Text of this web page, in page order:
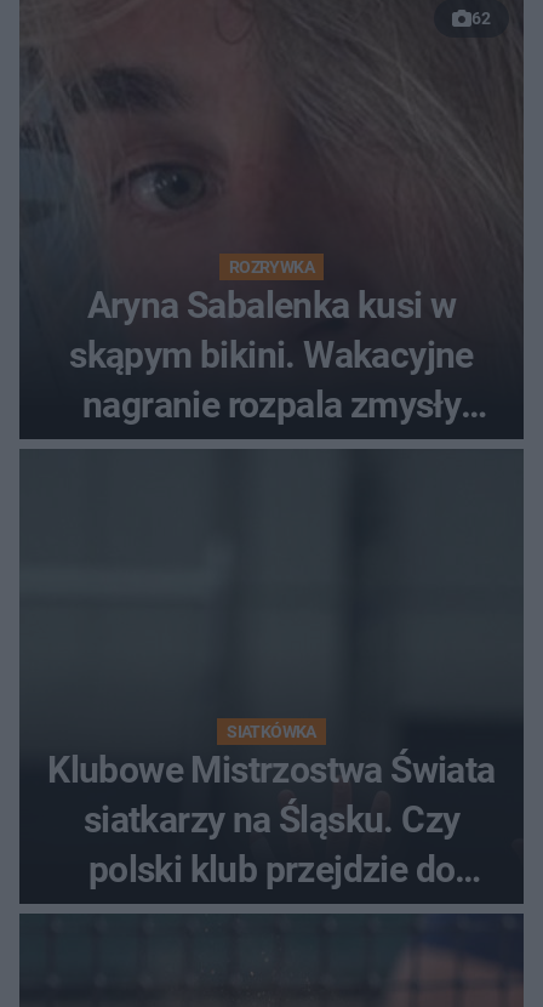
62
ROZRYWKA
Aryna Sabalenka kusi w
skąpym bikini. Wakacyjne
nagranie rozpala zmysły
fanów
SIATKÓWKA
Klubowe Mistrzostwa Świata
siatkarzy na Śląsku. Czy
polski klub przejdzie do
historii